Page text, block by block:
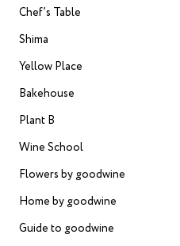
Chef’s Table
Shima
Yellow Place
Bakehouse
Plant B
Wine School
Flowers by goodwine
Home by goodwine
Guide to goodwine